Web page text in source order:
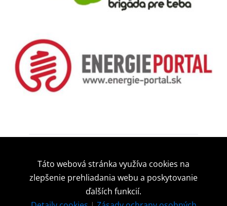
Táto webová stránka využíva cookies na
zlepšenie prehliadania webu a poskytovanie
ďalších funkcií.